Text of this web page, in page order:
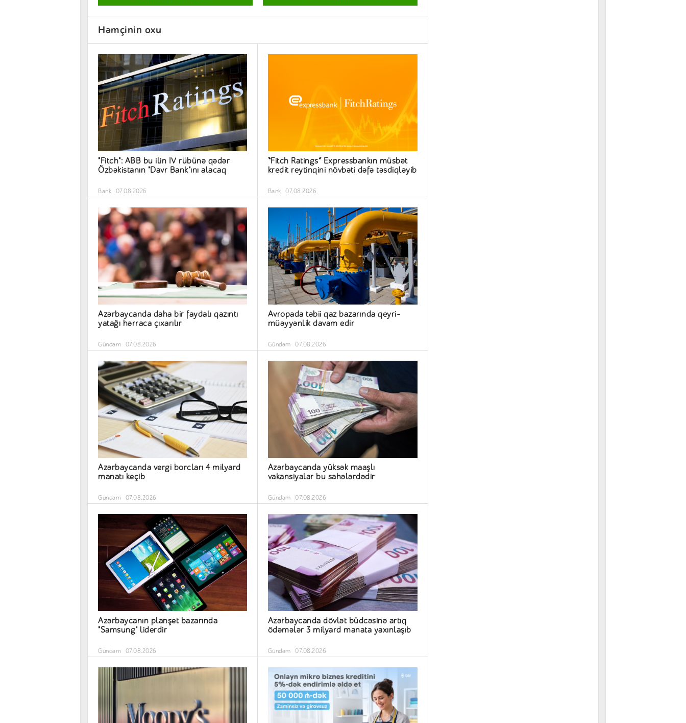
Həmçinin oxu
"Fitch": ABB bu ilin IV rübünə qədər
Özbəkistanın "Davr Bank"ını alacaq
Bank 07.08.2026
“Fitch Ratings” Expressbankın müsbət
kredit reytinqini növbəti dəfə təsdiqləyib
Bank 07.08.2026
Azərbaycanda daha bir faydalı qazıntı
yatağı hərraca çıxarılır
Gündəm 07.08.2026
Avropada təbii qaz bazarında qeyri-
müəyyənlik davam edir
Gündəm 07.08.2026
Azərbaycanda vergi borcları 4 milyard
manatı keçib
Gündəm 07.08.2026
Azərbaycanda yüksək maaşlı
vakansiyalar bu sahələrdədir
Gündəm 07.08.2026
Azərbaycanın planşet bazarında
"Samsung" liderdir
Gündəm 07.08.2026
Azərbaycanda dövlət büdcəsinə artıq
ödəmələr 3 milyard manata yaxınlaşıb
Gündəm 07.08.2026